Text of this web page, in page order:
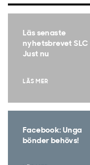
Läs senaste
nyhetsbrevet SLC
Just nu
LÄS MER
Facebook: Unga
bönder behövs!